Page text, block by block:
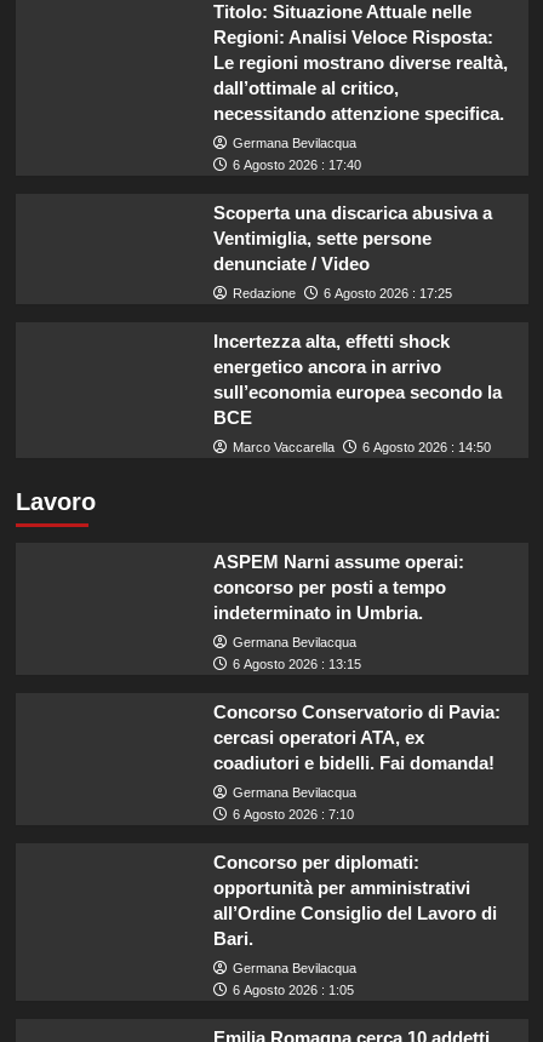
Titolo: Situazione Attuale nelle
Regioni: Analisi Veloce Risposta:
Le regioni mostrano diverse realtà,
dall’ottimale al critico,
necessitando attenzione specifica.
Germana Bevilacqua
6 Agosto 2026 : 17:40
Scoperta una discarica abusiva a
Ventimiglia, sette persone
denunciate / Video
Redazione 6 Agosto 2026 : 17:25
Incertezza alta, effetti shock
energetico ancora in arrivo
sull’economia europea secondo la
BCE
Marco Vaccarella 6 Agosto 2026 : 14:50
Lavoro
ASPEM Narni assume operai:
concorso per posti a tempo
indeterminato in Umbria.
Germana Bevilacqua
6 Agosto 2026 : 13:15
Concorso Conservatorio di Pavia:
cercasi operatori ATA, ex
coadiutori e bidelli. Fai domanda!
Germana Bevilacqua
6 Agosto 2026 : 7:10
Concorso per diplomati:
opportunità per amministrativi
all’Ordine Consiglio del Lavoro di
Bari.
Germana Bevilacqua
6 Agosto 2026 : 1:05